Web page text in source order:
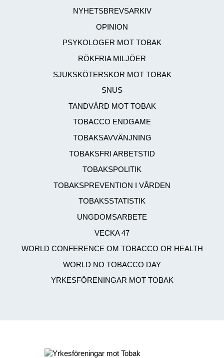
NYHETSBREVSARKIV
OPINION
PSYKOLOGER MOT TOBAK
RÖKFRIA MILJÖER
SJUKSKÖTERSKOR MOT TOBAK
SNUS
TANDVÅRD MOT TOBAK
TOBACCO ENDGAME
TOBAKSAVVÄNJNING
TOBAKSFRI ARBETSTID
TOBAKSPOLITIK
TOBAKSPREVENTION I VÅRDEN
TOBAKSSTATISTIK
UNGDOMSARBETE
VECKA 47
WORLD CONFERENCE OM TOBACCO OR HEALTH
WORLD NO TOBACCO DAY
YRKESFÖRENINGAR MOT TOBAK